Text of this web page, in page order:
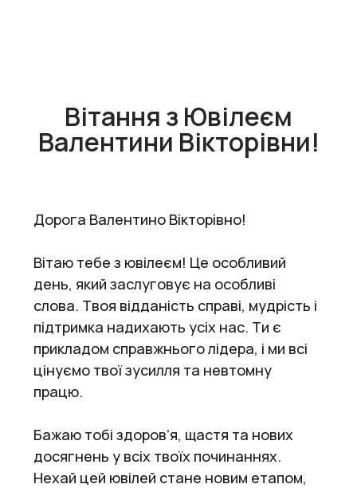
Вітання з Ювілеєм
Валентини Вікторівни!
Дорога Валентино Вікторівно!
Вітаю тебе з ювілеєм! Це особливий
день, який заслуговує на особливі
слова. Твоя відданість справі, мудрість і
підтримка надихають усіх нас. Ти є
прикладом справжнього лідера, і ми всі
цінуємо твої зусилля та невтомну
працю.
Бажаю тобі здоров’я, щастя та нових
досягнень у всіх твоїх починаннях.
Нехай цей ювілей стане новим етапом,